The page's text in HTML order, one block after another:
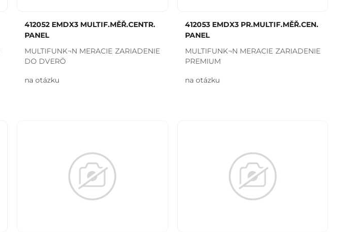
412052 EMDX3 MULTIF.MĚŘ.CENTR.
PANEL
MULTIFUNK¬N MERACIE ZARIADENIE
DO DVERÖ
na otázku
412053 EMDX3 PR.MULTIF.MĚŘ.CEN.
PANEL
MULTIFUNK¬N MERACIE ZARIADENIE
PREMIUM
na otázku